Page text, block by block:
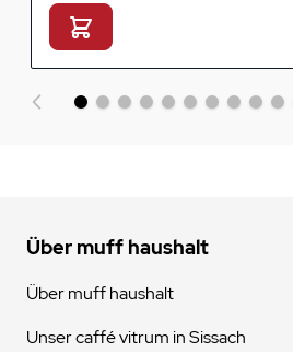
Über muff haushalt
Über muff haushalt
Unser caffé vitrum in Sissach